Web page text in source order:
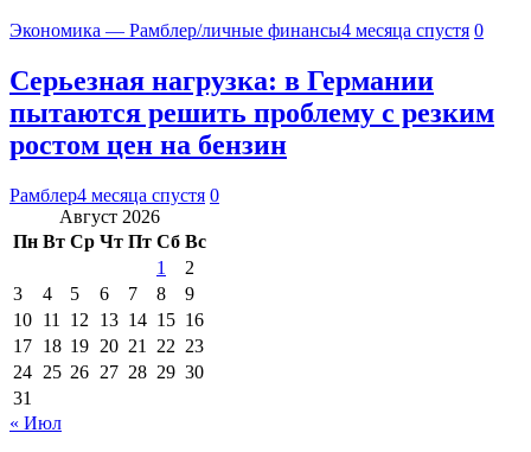
Экономика — Рамблер/личные финансы4 месяца спустя 0
Серьезная нагрузка: в Германии
пытаются решить проблему с резким
ростом цен на бензин
Рамблер4 месяца спустя 0
Август 2026
Пн Вт Ср Чт Пт Сб Вс
1
2
3
4 5 6 7 8
9
10 11 12 13 14 15 16
17 18 19 20 21 22 23
24 25 26 27 28 29 30
31
« Июл